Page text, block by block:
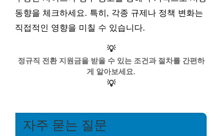
동향을 체크하세요. 특히, 각종 규제나 정책 변화는
직접적인 영향을 미칠 수 있습니다.
💡
정규직 전환 지원금을 받을 수 있는 조건과 절차를 간편하
게 알아보세요.
💡
자주 묻는 질문